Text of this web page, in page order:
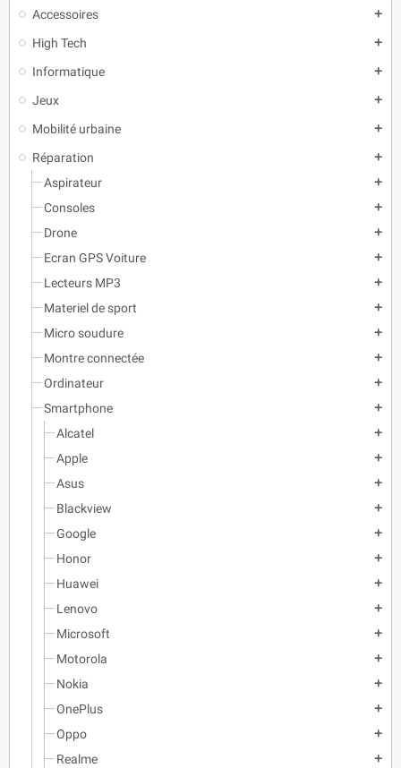
Accessoires add
High Tech add
Informatique add
Jeux add
Mobilité urbaine add
Réparation add
Aspirateur add
Consoles add
Drone add
Ecran GPS Voiture add
Lecteurs MP3 add
Materiel de sport add
Micro soudure add
Montre connectée add
Ordinateur add
Smartphone add
Alcatel add
Apple add
Asus add
Blackview add
Google add
Honor add
Huawei add
Lenovo add
Microsoft add
Motorola add
Nokia add
OnePlus add
Oppo add
Realme add